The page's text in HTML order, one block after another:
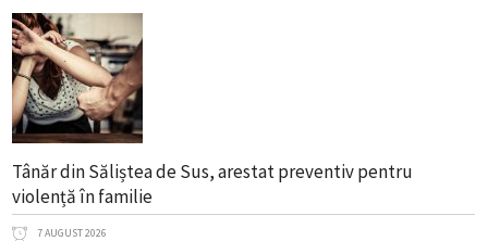
Tânăr din Săliștea de Sus, arestat preventiv pentru
violență în familie
7 AUGUST 2026